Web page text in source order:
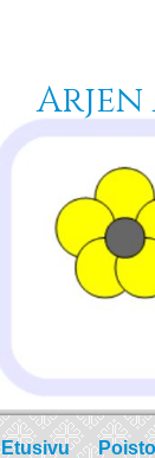
Arjen
Etusivu